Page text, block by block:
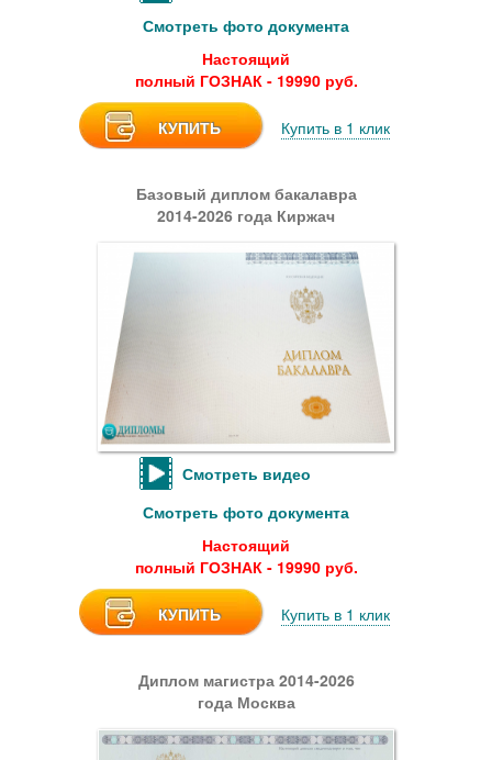
Смотреть фото документа
Настоящий
полный ГОЗНАК - 19990 руб.
КУПИТЬ Купить в 1 клик
Базовый диплом бакалавра
2014-2026 года Киржач
Смотреть видео
Смотреть фото документа
Настоящий
полный ГОЗНАК - 19990 руб.
КУПИТЬ Купить в 1 клик
Диплом магистра 2014-2026
года Москва